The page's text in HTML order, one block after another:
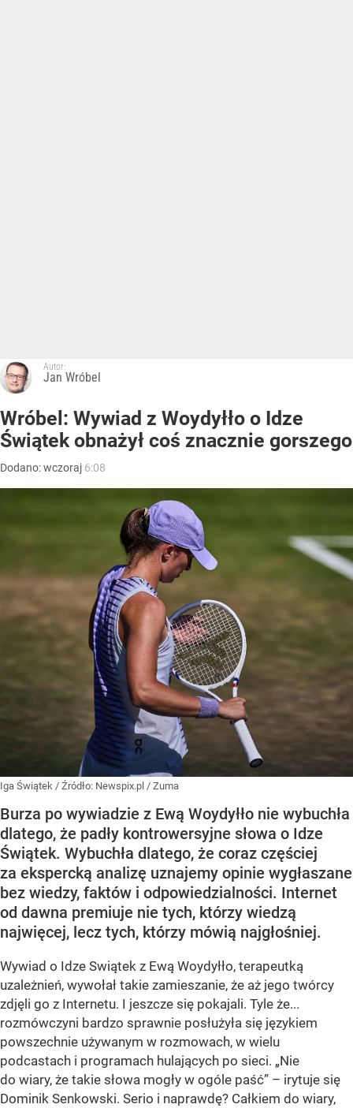
Autor:
Jan Wróbel
Wróbel: Wywiad z Woydyłło o Idze
Świątek obnażył coś znacznie gorszego
Dodano:wczoraj 6:08
Iga Świątek / Źródło: Newspix.pl / Zuma
Burza po wywiadzie z Ewą Woydyłło nie wybuchła
dlatego, że padły kontrowersyjne słowa o Idze
Świątek. Wybuchła dlatego, że coraz częściej
za ekspercką analizę uznajemy opinie wygłaszane
bez wiedzy, faktów i odpowiedzialności. Internet
od dawna premiuje nie tych, którzy wiedzą
najwięcej, lecz tych, którzy mówią najgłośniej.
Wywiad o Idze Swiątek z Ewą Woydyłło, terapeutką
uzależnień, wywołał takie zamieszanie, że aż jego twórcy
zdjęli go z Internetu. I jeszcze się pokajali. Tyle że...
rozmówczyni bardzo sprawnie posłużyła się językiem
powszechnie używanym w rozmowach, w wielu
podcastach i programach hulających po sieci. „Nie
do wiary, że takie słowa mogły w ogóle paść” – irytuje się
Dominik Senkowski. Serio i naprawdę? Całkiem do wiary,